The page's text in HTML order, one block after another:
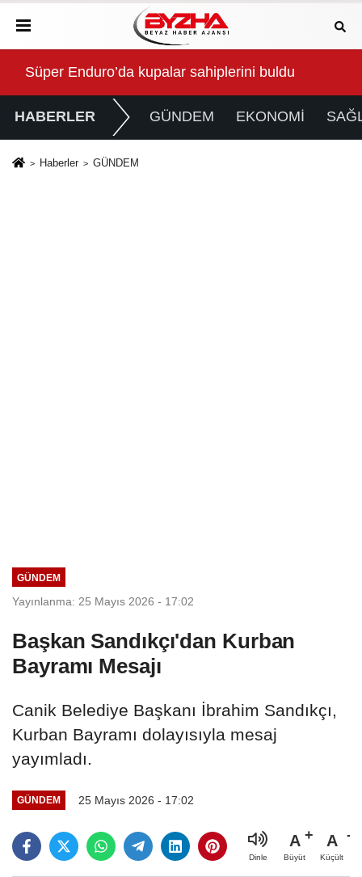
Anne Şehir yaz akşamlarında “Arabesk” rüzgârı esti
HABERLER GÜNDEM EKONOMİ
Haberler GÜNDEM
GÜNDEM
Yayınlanma: 25 Mayıs 2026 - 17:02
Başkan Sandıkçı'dan Kurban
Bayramı Mesajı
Canik Belediye Başkanı İbrahim Sandıkçı,
Kurban Bayramı dolayısıyla mesaj
yayımladı.
GÜNDEM 25 Mayıs 2026 - 17:02
Dinle
A
Büyüt
A
Küçült